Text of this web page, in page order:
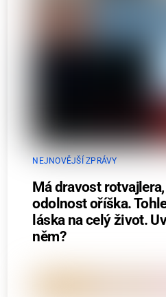
NEJNOVĚJŠÍ ZPRÁVY
Má dravost
odolnost oříška.
láska na celý život.
něm?